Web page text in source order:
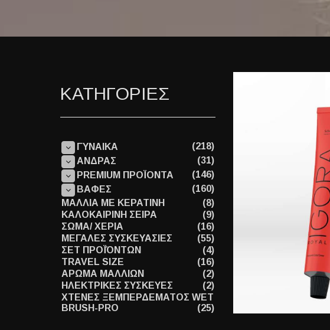
ΚΑΤΗΓΟΡΙΕΣ
ΓΥΝΑΙΚΑ
(218)
ΑΝΔΡΑΣ
(31)
PREMIUM ΠΡΟΪΟΝΤΑ
(146)
ΒΑΦΕΣ
(160)
ΜΑΛΛΙΑ ΜΕ ΚΕΡΑΤΙΝΗ
(8)
ΚΑΛΟΚΑΙΡΙΝΗ ΣΕΙΡΑ
(9)
ΣΩΜΑ/ ΧΕΡΙΑ
(16)
ΜΕΓΑΛΕΣ ΣΥΣΚΕΥΑΣΙΕΣ
(55)
ΣΕΤ ΠΡΟΪΌΝΤΩΝ
(4)
TRAVEL SIZE
(16)
ΑΡΩΜΑ ΜΑΛΛΙΩΝ
(2)
ΗΛΕΚΤΡΙΚΕΣ ΣΥΣΚΕΥΕΣ
(2)
ΧΤΕΝΕΣ ΞΕΜΠΕΡΔΕΜΑΤΟΣ WET
BRUSH-PRO
(25)